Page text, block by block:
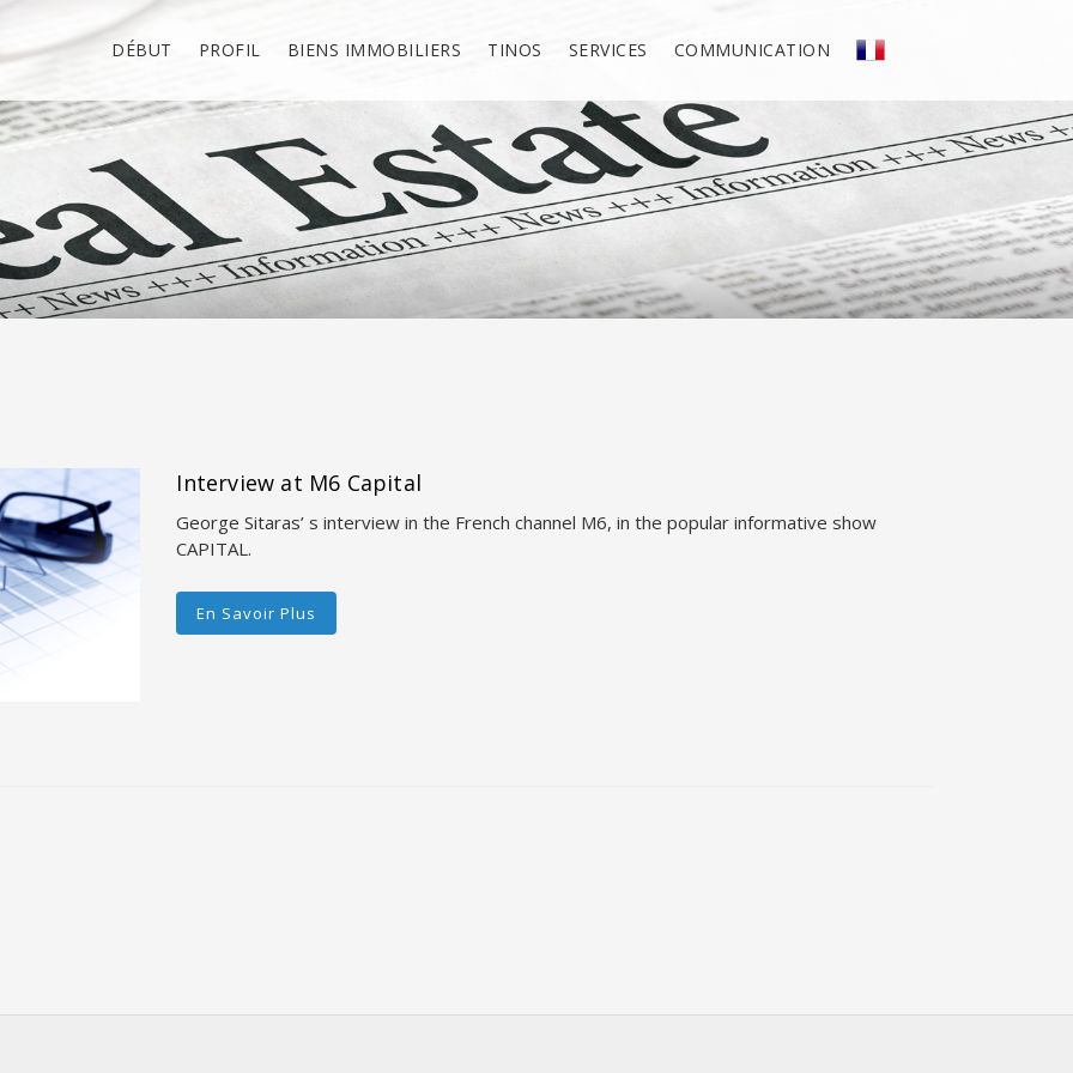
DÉBUT PROFIL BIENS IMMOBILIERS TINOS SERVICES COMMUNICATION
Interview at M6 Capital
George Sitaras’ s interview in the French channel M6, in the popular informative show
CAPITAL.
En Savoir Plus